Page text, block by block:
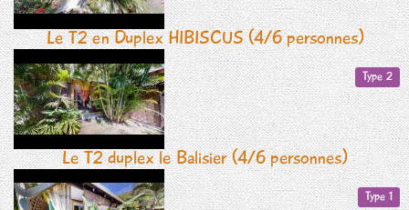
Le T2 en Duplex HIBISCUS (4/6 personnes)
Type 2
Le T2 duplex le Balisier (4/6 personnes)
Type 1